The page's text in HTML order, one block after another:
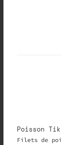
Poisson
Filets de